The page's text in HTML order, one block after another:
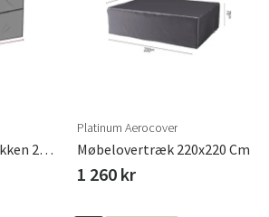
Møbelbetræk Udekøkken 246x68x75 Cm Premium
Platinum Aerocover
Møbelovertræk 220x220 Cm
1 260 kr